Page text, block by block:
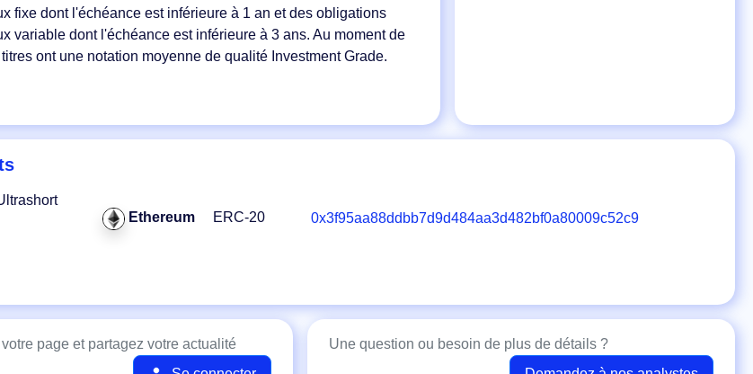
fixe dont l'échéance est inférieure à 1 an et des obligations
variable dont l'échéance est inférieure à 3 ans. Au moment de
ont une notation moyenne de qualité Investment Grade.
Ethereum ERC-20 0x3f95aa88ddbb7d9d484aa3d482bf0a80009c52c9
page et partagez votre actualité
Une question ou besoin de plus de détails ?